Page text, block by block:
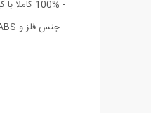
- 100% کاملا با کیفیت بالا
- جنس فلز و ABS